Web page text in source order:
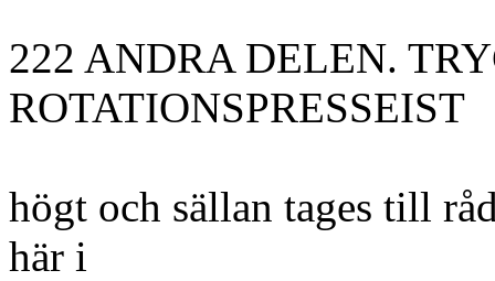
222 ANDRA DELEN.
ROTATIONSPRESSEIST
högt och sällan tages till
här i